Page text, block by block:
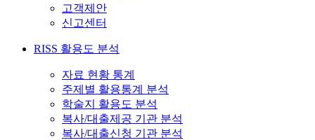
고객제안
신고센터
RISS 활용도 분석
자료 현황 통계
주제별 활용통계 분석
학술지 활용도 분석
복사/대출제공 기관 분석
복사/대출신청 기관 분석